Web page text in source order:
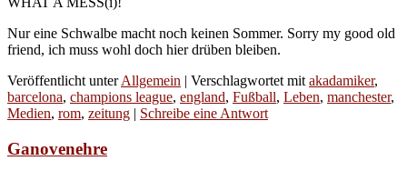
Nur eine Schwalbe macht noch keinen Sommer. Sorry my good old
friend, ich muss wohl doch hier drüben bleiben.
Veröffentlicht unter Allgemein | Verschlagwortet mit akadamiker,
barcelona, champions league, england, Fußball, Leben, manchester,
Medien, rom, zeitung | Schreibe eine Antwort
Ganovenehre